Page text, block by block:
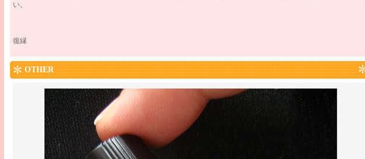
い。
復縁
OTHER